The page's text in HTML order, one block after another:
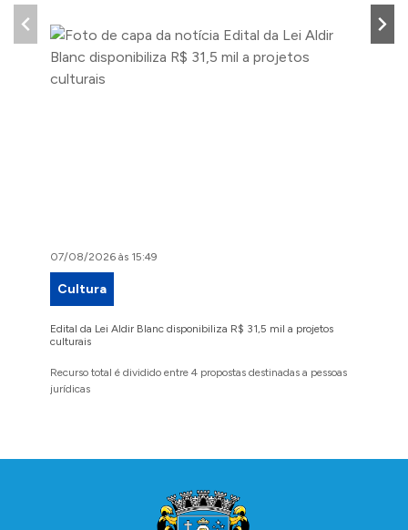
07/08/2026 às 15:49
Cultura
Edital da Lei Aldir Blanc disponibiliza R$ 31,5 mil a projetos
culturais
Recurso total é dividido entre 4 propostas destinadas a pessoas
jurídicas